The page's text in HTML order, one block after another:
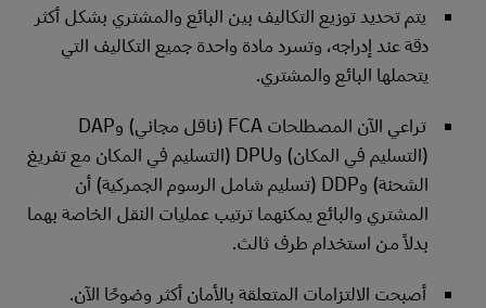
يتم تحديد توزيع التكاليف بين البائع والمشتري بشكل أكثر
دقة عند إدراجه، وتسرد مادة واحدة جميع التكاليف التي
يتحملها البائع والمشتري.
تراعي الآن المصطلحات FCA (ناقل مجاني) وDAP
(التسليم في المكان) وDPU (التسليم في المكان مع تفريغ
الشحنة) وDDP (تسليم شامل الرسوم الجمركية) أن
المشتري والبائع يمكنهما ترتيب عمليات النقل الخاصة بهما
بدلاً من استخدام طرف ثالث.
أصبحت الالتزامات المتعلقة بالأمان أكثر وضوحًا الآن.